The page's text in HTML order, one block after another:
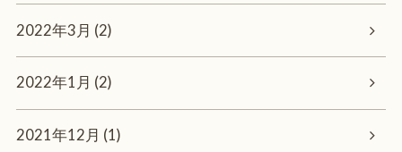
2022年3月 (2)
2022年1月 (2)
2021年12月 (1)